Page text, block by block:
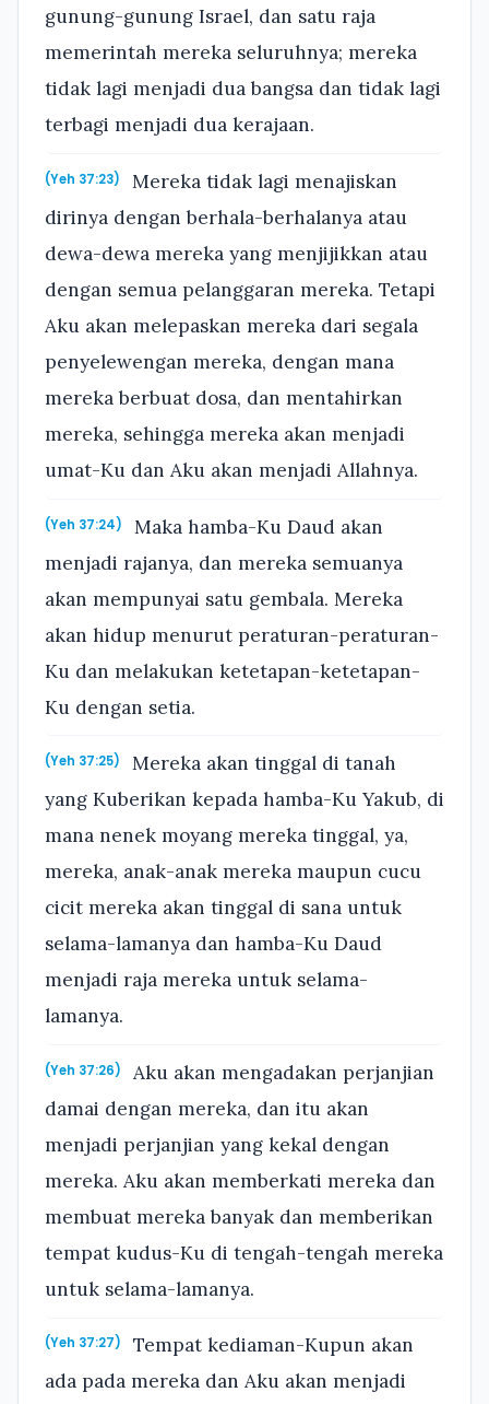
gunung-gunung Israel, dan satu raja
memerintah mereka seluruhnya; mereka
tidak lagi menjadi dua bangsa dan tidak lagi
terbagi menjadi dua kerajaan.
(Yeh 37:23)
Mereka tidak lagi menajiskan
dirinya dengan berhala-berhalanya atau
dewa-dewa mereka yang menjijikkan atau
dengan semua pelanggaran mereka. Tetapi
Aku akan melepaskan mereka dari segala
penyelewengan mereka, dengan mana
mereka berbuat dosa, dan mentahirkan
mereka, sehingga mereka akan menjadi
umat-Ku dan Aku akan menjadi Allahnya.
(Yeh 37:24)
Maka hamba-Ku Daud akan
menjadi rajanya, dan mereka semuanya
akan mempunyai satu gembala. Mereka
akan hidup menurut peraturan-peraturan-
Ku dan melakukan ketetapan-ketetapan-
Ku dengan setia.
(Yeh 37:25)
Mereka akan tinggal di tanah
yang Kuberikan kepada hamba-Ku Yakub, di
mana nenek moyang mereka tinggal, ya,
mereka, anak-anak mereka maupun cucu
cicit mereka akan tinggal di sana untuk
selama-lamanya dan hamba-Ku Daud
menjadi raja mereka untuk selama-
lamanya.
(Yeh 37:26)
Aku akan mengadakan perjanjian
damai dengan mereka, dan itu akan
menjadi perjanjian yang kekal dengan
mereka. Aku akan memberkati mereka dan
membuat mereka banyak dan memberikan
tempat kudus-Ku di tengah-tengah mereka
untuk selama-lamanya.
(Yeh 37:27)
Tempat kediaman-Kupun akan
ada pada mereka dan Aku akan menjadi